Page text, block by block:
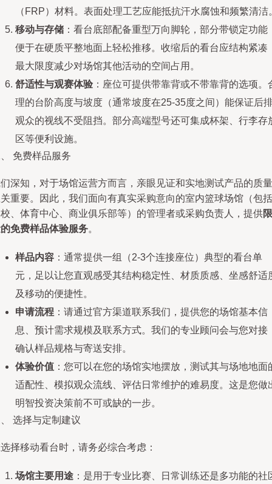
（FRP）材料。表面处理工艺应能抵抗汗水腐蚀和频繁清洁
移动与存储 ：看台底部配备重型万向脚轮，部分带锁定功能
便于在硬质平整地面上轻松推移。收缩后的看台应结构紧凑
最大限度减少对场馆其他活动的空间占用。
舒适性与观赛体验 ：座位可提供带靠背或不带靠背的选项。
理的台阶高度与坡度（通常坡度在25-35度之间）能保证后
观众的视线不受阻挡。部分高端型号还可集成杯架、行李存
区等便利设施。
免费样品服务
深知，对于场馆运营方而言，亲眼见证和实地测试产品的质量
重要。因此，我们面向有真实采购意向的室内篮球场馆（包括
、体育中心、商业俱乐部等）的管理者或采购负责人，提供限
免费样品体验服务。
样品内容 ：通常提供一组（2-3个连接座位）典型的看台单
元，足以让您直观感受其结构稳定性、材质质感、坐感舒适
及移动的便捷性。
申请流程 ：请通过官方渠道联系我们，提供您的场馆基本信
息、预计需求规模及联系方式。我们的专业顾问会与您对接
确认样品规格与寄送安排。
体验价值 ：您可以在您的场馆实地摆放，测试其与场地地面
适配性、模拟观众流线、评估日常维护的难易度。这是您做
明智投资决策前不可或缺的一步。
选择与定制建议
择移动看台时，请务必综合考虑：
场馆主要用途 ：是用于专业比赛、日常训练还是多功能的社